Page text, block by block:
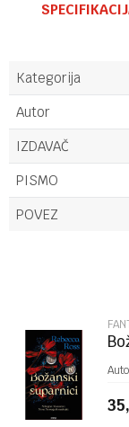
Kategorija
Autor
IZDAVAČ
PISMO
POVEZ
Poruka